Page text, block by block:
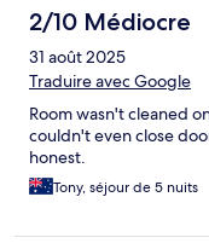
2/10 Médiocre
31 août 2025
Traduire avec Google
Room wasn't cleaned
couldn't even close
honest.
Tony, séjour de 5 nuits